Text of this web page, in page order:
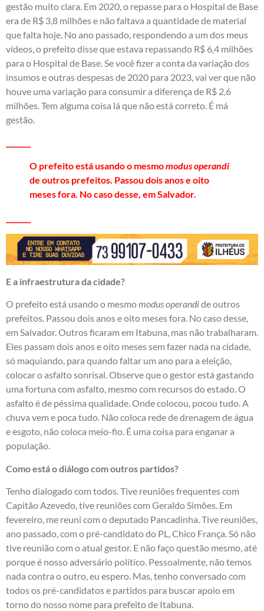
gestão muito clara. Em 2020, o repasse para o Hospital de Base
era de R$ 3,8 milhões e não faltava a quantidade de material
que falta hoje. No ano passado, respondendo a um dos meus
vídeos, o prefeito disse que estava repassando R$ 6,4 milhões
para o Hospital de Base. Se você fizer a conta da variação dos
insumos e outras despesas de 2020 para 2023, vai ver que não
houve uma variação para consumir a diferença de R$ 2,6
milhões. Tem alguma coisa lá que não está correto. É má
gestão.
O prefeito está usando o mesmomodus operandi
de outros prefeitos. Passou dois anos e oito
meses fora. No caso desse, em Salvador.
E a infraestrutura da cidade?
O prefeito está usando o mesmomodus operandide outros
prefeitos. Passou dois anos e oito meses fora. No caso desse,
em Salvador. Outros ficaram em Itabuna, mas não trabalharam.
Eles passam dois anos e oito meses sem fazer nada na cidade,
só maquiando, para quando faltar um ano para a eleição,
colocar o asfalto sonrisal. Observe que o gestor está gastando
uma fortuna com asfalto, mesmo com recursos do estado. O
asfalto é de péssima qualidade. Onde colocou, pocou tudo. A
chuva vem e poca tudo. Não coloca rede de drenagem de água
e esgoto, não coloca meio-fio. É uma coisa para enganar a
população.
Como está o diálogo com outros partidos?
Tenho dialogado com todos. Tive reuniões frequentes com
Capitão Azevedo, tive reuniões com Geraldo Simões. Em
fevereiro, me reuni com o deputado Pancadinha. Tive reuniões,
ano passado, com o pré-candidato do PL, Chico França. Só não
tive reunião com o atual gestor. E não faço questão mesmo, até
porque é nosso adversário político. Pessoalmente, não temos
nada contra o outro, eu espero. Mas, tenho conversado com
todos os pré-candidatos e partidos para buscar apoio em
torno do nosso nome para prefeito de Itabuna.